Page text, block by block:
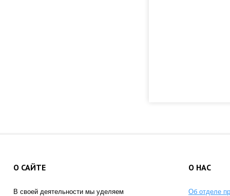
О САЙТЕ
В своей деятельности мы уделяем
О НАС
Об отделе